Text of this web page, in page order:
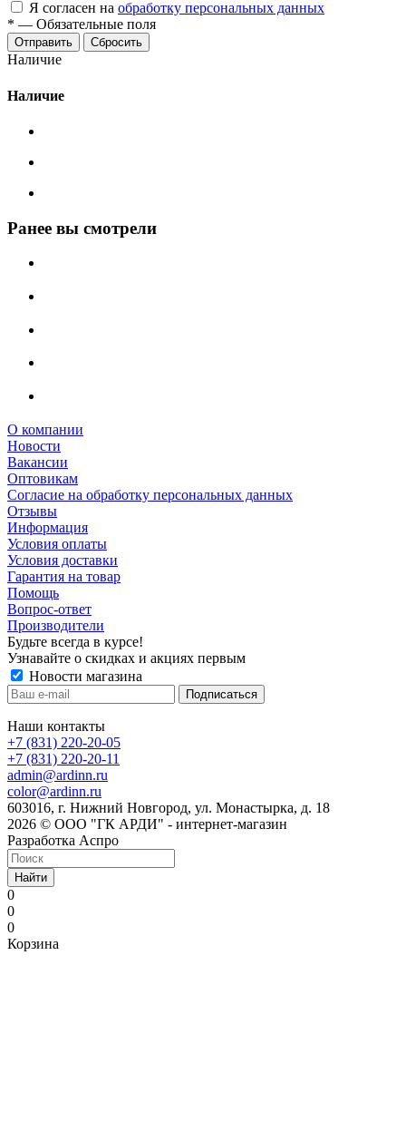
Я согласен на обработку персональных данных
* — Обязательные поля
Сбросить
Наличие
Наличие
Ранее вы смотрели
О компании
Новости
Вакансии
Оптовикам
Cогласие на обработку персональных данных
Отзывы
Информация
Условия оплаты
Условия доставки
Гарантия на товар
Помощь
Вопрос-ответ
Производители
Будьте всегда в курсе!
Узнавайте о скидках и акциях первым
Новости магазина
Наши контакты
+7 (831) 220-20-05
+7 (831) 220-20-11
admin@ardinn.ru
color@ardinn.ru
603016, г. Нижний Новгород, ул. Монастырка, д. 18
2026 © ООО "ГК АРДИ" - интернет-магазин
Разработка Аспро
Найти
0
0
0
Корзина